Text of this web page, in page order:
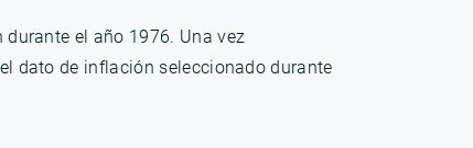
el año 1976. Una vez
dato de inflación seleccionado durante